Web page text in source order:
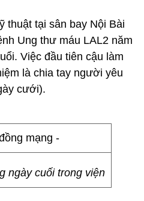
thuật tại sân bay Nội Bài
Ung thư máu LAL2 năm
Việc đầu tiên cậu làm
là chia tay người yêu
cưới).
ngày cuối trong viện